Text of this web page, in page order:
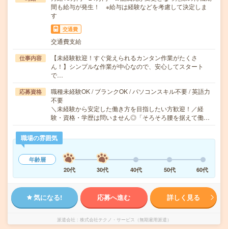
間も給与が発生！ ※給与は経験などを考慮して決定しま
す
交通費
交通費支給
仕事内容
【未経験歓迎！すぐ覚えられるカンタン作業がたくさ
ん！】シンプルな作業が中心なので、安心してスタート
で…
応募資格
職種未経験OK / ブランクOK / パソコンスキル不要 / 英語力
不要
＼未経験から安定した働き方を目指したい方歓迎！／経
験・資格・学歴は問いません◎「そろそろ腰を据えて働…
職場の雰囲気
年齢層
20代
30代 40代 50代 60代
気になる! 応募へ進む 詳しく見る
派遣会社 株式会社テクノ・サービス（無期雇用派遣）